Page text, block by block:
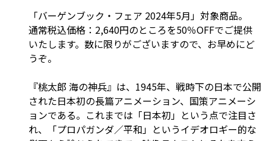
「バーゲンブック・フェア 2024年5月」対象商品。
通常税込価格：2,640円のところを50％OFFでご提供
いたします。数に限りがございますので、お早めにど
うぞ。
『桃太郎 海の神兵』は、1945年、戦時下の日本で公開
された日本初の長篇アニメーション、国策アニメーシ
ョンである。これまでは「日本初」という点で注目さ
れ、「プロパガンダ／平和」というイデオロギー的な